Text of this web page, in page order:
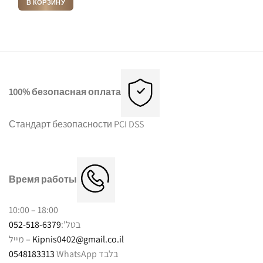
₪4,591.00.
В КОРЗИНУ
100% безопасная оплата
Стандарт безопасности PCI DSS
Время работы
10:00 – 18:00
בטל':052-518-6379
מייל – Kipnis0402@gmail.co.il
0548183313
WhatsApp בלבד